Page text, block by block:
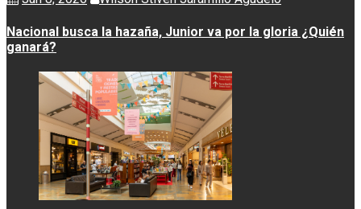
Nacional busca la hazaña, Junior va por la gloria ¿Quién
ganará?